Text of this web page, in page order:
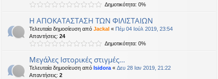
Δημοτικότητα: 0%
Η ΑΠΟΚΑΤΑΣΤΑΣΗ ΤΩΝ ΦIΛΙΣΤΑΙΩΝ
Τελευταία δημοσίευση από Jackal « Πέμ 04 Ιούλ 2019, 23:54
Απαντήσεις: 24
Δημοτικότητα: 0%
Μεγάλες Ιστορικές στιγμές...
Τελευταία δημοσίευση από Isidora « Δευ 28 Ιαν 2019, 21:22
Απαντήσεις: 2